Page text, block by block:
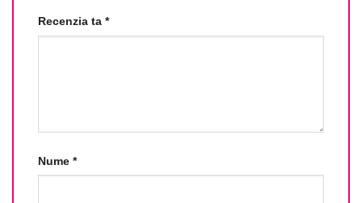
Recenzia ta *
Nume *